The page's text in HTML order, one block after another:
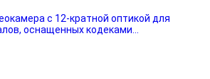
с 12-кратной оптикой для
оснащенных кодеками...